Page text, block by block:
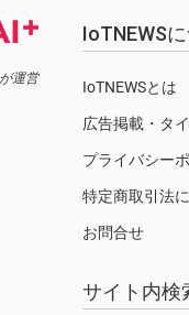
が運営
IoTNEWS
IoTNEWSとは
広告掲載・タ
プライバシー
特定商取引法
お問合せ
サイト内検